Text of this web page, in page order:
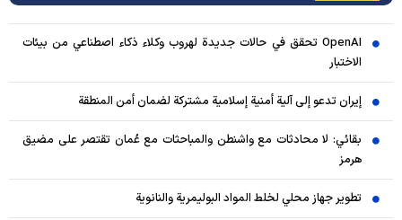
OpenAI تحقق في حالات جديدة لهروب وكلاء ذكاء اصطناعي من بيئات
الاختبار
إيران تدعو إلى آلية أمنية إسلامية مشتركة لضمان أمن المنطقة
بقائي: لا محادثات مع واشنطن والمباحثات مع عُمان تقتصر على مضيق
هرمز
تطوير جهاز محلي لخلط المواد البوليمرية والنانوية